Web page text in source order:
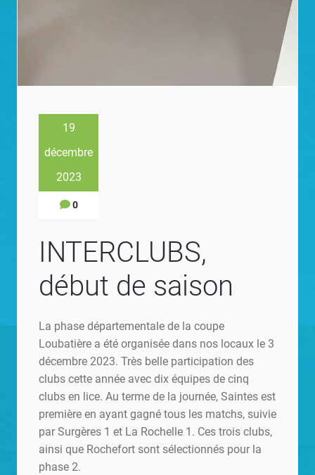
19
décembre
2023
0
INTERCLUBS,
début de saison
La phase départementale de la coupe
Loubatière a été organisée dans nos locaux le 3
décembre 2023. Très belle participation des
clubs cette année avec dix équipes de cinq
clubs en lice. Au terme de la journée, Saintes est
première en ayant gagné tous les matchs, suivie
par Surgères 1 et La Rochelle 1. Ces trois clubs,
ainsi que Rochefort sont sélectionnés pour la
phase 2.